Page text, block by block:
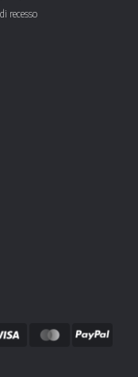
recesso